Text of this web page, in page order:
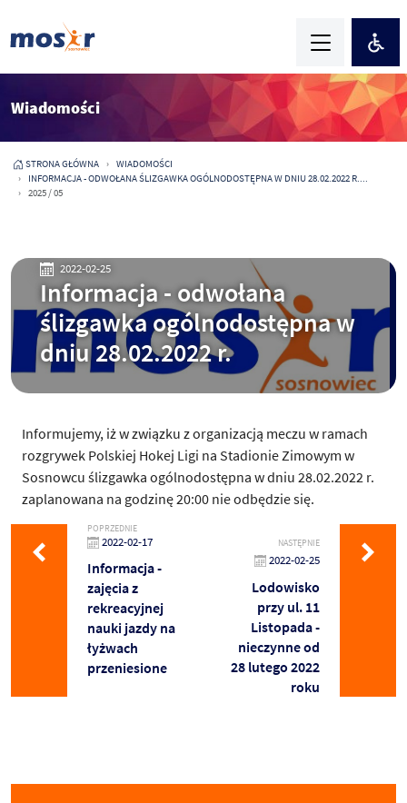
Wiadomości
STRONA GŁÓWNA
WIADOMOŚCI
INFORMACJA - ODWOŁANA ŚLIZGAWKA OGÓLNODOSTĘPNA W DNIU 28.02.2022 R....
2025 / 05
2022-02-25
Informacja - odwołana
ślizgawka ogólnodostępna w
dniu 28.02.2022 r.
Informujemy, iż w związku z organizacją meczu w ramach
rozgrywek Polskiej Hokej Ligi na Stadionie Zimowym w
Sosnowcu ślizgawka ogólnodostępna w dniu 28.02.2022 r.
zaplanowana na godzinę 20:00 nie odbędzie się.
POPRZEDNIE
2022-02-17
Informacja -
zajęcia z
rekreacyjnej
nauki jazdy na
łyżwach
przeniesione
NASTĘPNIE
2022-02-25
Lodowisko
przy ul. 11
Listopada -
nieczynne od
28 lutego 2022
roku